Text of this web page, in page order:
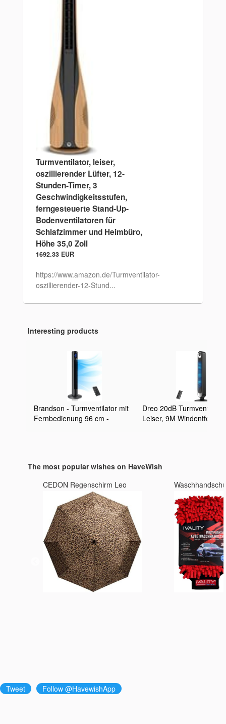
Turmventilator, leiser,
oszillierender Lüfter, 12-
Stunden-Timer, 3
Geschwindigkeitsstufen,
ferngesteuerte Stand-Up-
Bodenventilatoren für
Schlafzimmer und Heimbüro,
Höhe 35,0 Zoll
1692.33 EUR
https://www.amazon.de/Turmventilator-
oszillierender-12-Stund...
Interesting products
Brandson - Turmventilator mit
Fernbedienung 96 cm -
Modi Timer - Ventilator mit GS -
Dreo 20dB Turmventilator
Leiser, 9M
Ventilatoren für
The most popular wishes on HaveWish
CEDON Regenschirm Leo
Tweet Follow @HavewishApp